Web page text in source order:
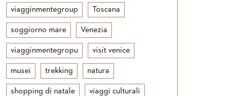
viagginmentegroup Toscana
soggiorno mare Venezia
viagginmentegropu visit venice
musei trekking natura
shopping di natale viaggi culturali